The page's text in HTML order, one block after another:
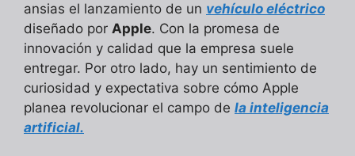
ansias el lanzamiento de un vehículo eléctrico
diseñado por Apple. Con la promesa de
innovación y calidad que la empresa suele
entregar. Por otro lado, hay un sentimiento de
curiosidad y expectativa sobre cómo Apple
planea revolucionar el campo de la inteligencia
artificial.